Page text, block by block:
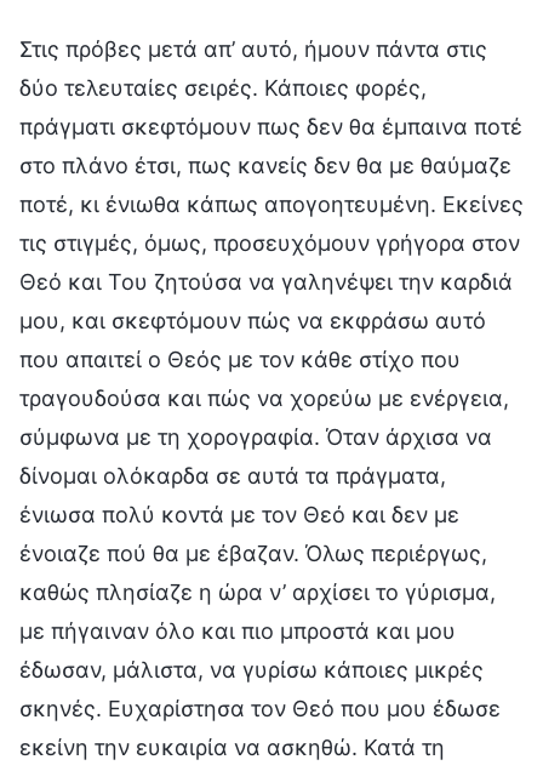
Στις πρόβες μετά απ’ αυτό, ήμουν πάντα στις
δύο τελευταίες σειρές. Κάποιες φορές,
πράγματι σκεφτόμουν πως δεν θα έμπαινα ποτέ
στο πλάνο έτσι, πως κανείς δεν θα με θαύμαζε
ποτέ, κι ένιωθα κάπως απογοητευμένη. Εκείνες
τις στιγμές, όμως, προσευχόμουν γρήγορα στον
Θεό και Του ζητούσα να γαληνέψει την καρδιά
μου, και σκεφτόμουν πώς να εκφράσω αυτό
που απαιτεί ο Θεός με τον κάθε στίχο που
τραγουδούσα και πώς να χορεύω με ενέργεια,
σύμφωνα με τη χορογραφία. Όταν άρχισα να
δίνομαι ολόκαρδα σε αυτά τα πράγματα,
ένιωσα πολύ κοντά με τον Θεό και δεν με
ένοιαζε πού θα με έβαζαν. Όλως περιέργως,
καθώς πλησίαζε η ώρα ν’ αρχίσει το γύρισμα,
με πήγαιναν όλο και πιο μπροστά και μου
έδωσαν, μάλιστα, να γυρίσω κάποιες μικρές
σκηνές. Ευχαρίστησα τον Θεό που μου έδωσε
εκείνη την ευκαιρία να ασκηθώ. Κατά τη